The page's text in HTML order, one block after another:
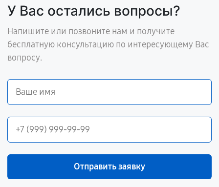
У Вас остались вопросы?
Напишите или позвоните нам и получите
бесплатную консультацию по интересующему Вас
вопросу.
Отправить заявку